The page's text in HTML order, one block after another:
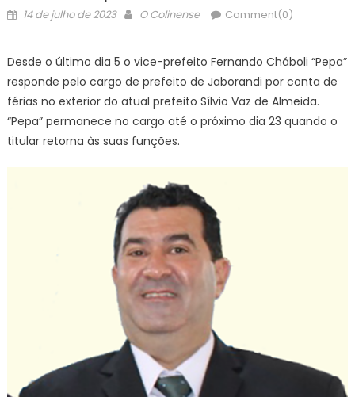
Posted
14 de julho de 2023 Author
O Colinense Comment(0)
Desde o último dia 5 o vice-prefeito Fernando Cháboli “Pepa”
responde pelo cargo de prefeito de Jaborandi por conta de
férias no exterior do atual prefeito Sílvio Vaz de Almeida.
“Pepa” permanece no cargo até o próximo dia 23 quando o
titular retorna às suas funções.